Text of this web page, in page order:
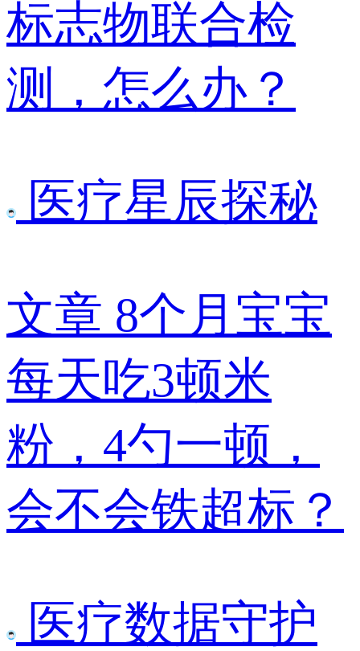
标志物联合检
测，怎么办？
医疗星辰探秘
文章 8个月宝宝
每天吃3顿米
粉，4勺一顿，
会不会铁超标？
医疗数据守护